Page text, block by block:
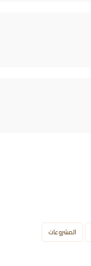
المشروعات